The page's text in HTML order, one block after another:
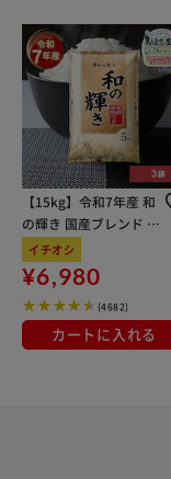
【15kg】令和7年産 和
の輝き 国産ブレンド 5
kg×3袋
イチオシ
¥6,980
(4682)
カートに入れる